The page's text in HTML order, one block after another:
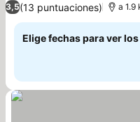
3,5(13 puntuaciones) a 1.9
Elige fechas para ver